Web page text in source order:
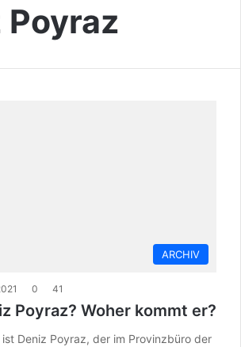
Poyraz
ARCHIV
0 41
Poyraz? Woher kommt er?
ist Deniz Poyraz, der im Provinzbüro der